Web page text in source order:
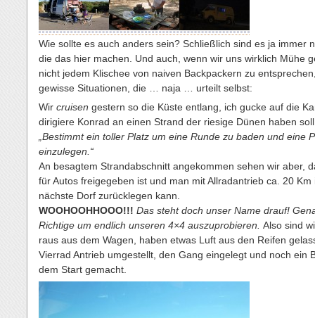
Wie sollte es auch anders sein? Schließlich sind es ja immer
die das hier machen. Und auch, wenn wir uns wirklich Mühe
nicht jedem Klischee von naiven Backpackern zu
gewisse Situationen, die … naja … urteilt selbst:
Wir cruisen gestern so die Küste entlang, ich gucke auf die
dirigiere Konrad an einen Strand der riesige Dünen haben
„Bestimmt ein toller Platz um eine Runde zu baden und eine
einzulegen.“
An besagtem Strandabschnitt angekommen sehen wir aber,
für Autos freigegeben ist und man mit Allradantrieb ca. 20 Km
nächste Dorf zurücklegen kann.
WOOHOOHHOOO!!! Das steht doch unser Name drauf!
Richtige um endlich unseren 4×4 auszuprobieren. Also sind
raus aus dem Wagen, haben etwas Luft aus den Reifen
Vierrad Antrieb umgestellt, den Gang eingelegt und noch ein
dem Start gemacht.